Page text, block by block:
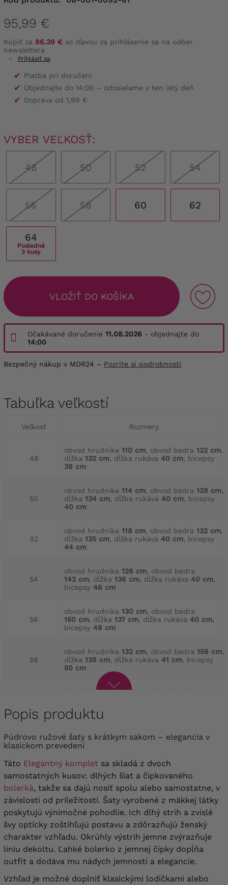
95,99 €
Kúpiť za 86.39 € so zľavou za prihlásenie sa na odber
newslettera
-
Prihlásiť sa
✔ Platba pri doručení
✔ Objednajte do 14:00 – odosielame v ten istý deň
✔ Doprava od 1,99 €
VYBER VEĽKOSŤ:
48 50 52 54
56 58 60 62
64
Posledné
3 kusy
VLOŽIŤ DO KOŠÍKA
Očakávané doručenie 11.08.2026 - objednajte do
14:00
Bezpečný nákup v MDR24 – Pozrite si podrobnosti
Tabuľka veľkostí
Veľkosť Rozmery
48
obvod hrudníka 110 cm, obvod bedra 122 cm,
dĺžka 132 cm, dĺžka rukáva 40 cm, bicepsy
38 cm
50
obvod hrudníka 114 cm, obvod bedra 128 cm,
dĺžka 134 cm, dĺžka rukáva 40 cm, bicepsy
40 cm
52
obvod hrudníka 118 cm, obvod bedra 132 cm,
dĺžka 135 cm, dĺžka rukáva 40 cm, bicepsy
44 cm
54
obvod hrudníka 126 cm, obvod bedra
142 cm, dĺžka 136 cm, dĺžka rukáva 40 cm,
bicepsy 46 cm
56
obvod hrudníka 130 cm, obvod bedra
150 cm, dĺžka 137 cm, dĺžka rukáva 40 cm,
bicepsy 48 cm
58
obvod hrudníka 132 cm, obvod bedra 156 cm,
dĺžka 138 cm, dĺžka rukáva 41 cm, bicepsy
50 cm
obvod hrudníka 136 cm
, obvod bedra
bicepsy
62
obvod hrudníka 140 cm
, obvod bedra
164 cm, dĺžka 140 cm, dĺžka rukáva 42 cm
bicepsy
64
obvod hrudníka 146 cm, obvod bedra
168 cm , dĺžka 142 cm, dĺžka rukáva 44 cm
bicepsy 56 cm
Popis produktu
Púdrovo ružové šaty s krátkym sakom – elegancia v
klasickom prevedení
Táto Elegantný komplet sa skladá z dvoch
samostatných kusov: dlhých šiat a čipkovaného
bolerká, takže sa dajú nosiť spolu alebo samostatne, v
závislosti od príležitosti. Šaty vyrobené z mäkkej látky
poskytujú výnimočné pohodlie. Ich dlhý strih a zvislé
švy opticky zoštíhľujú postavu a zdôrazňujú ženský
charakter vzhľadu. Okrúhly výstrih jemne zvýrazňuje
líniu dekoltu. Ľahké bolerko z jemnej čipky dopĺňa
outfit a dodáva mu nádych jemnosti a elegancie.
Vzhľad je možné doplniť klasickými lodičkami alebo